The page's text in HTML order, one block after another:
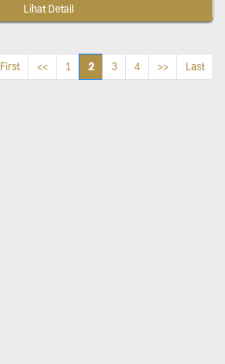
Lihat Detail
First << 1 2 3 4 >> Last